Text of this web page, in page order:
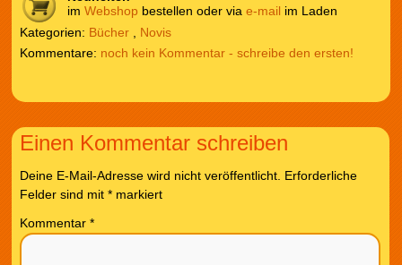
im Webshop bestellen oder via e-mail im Laden
Kategorien: Bücher, Novis
noch kein Kommentar - schreibe den ersten!
Einen Kommentar schreiben
Deine E-Mail-Adresse wird nicht veröffentlicht. Erforderliche
Felder sind mit *markiert
Kommentar *